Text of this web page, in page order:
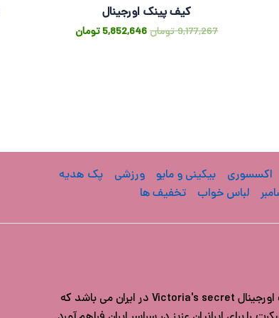
کیف پینک اورجینال
9,177,267تومان5,852,646 تومان
اکسسوری بیکینی و مایو ورزشی
پک هدیه
لباس خواب تخفیف ها
فروشگاه ویکتوریا سکرت ایران مرجع خرید محصولات اورجینال Victoria's secret در ایران می باشد که